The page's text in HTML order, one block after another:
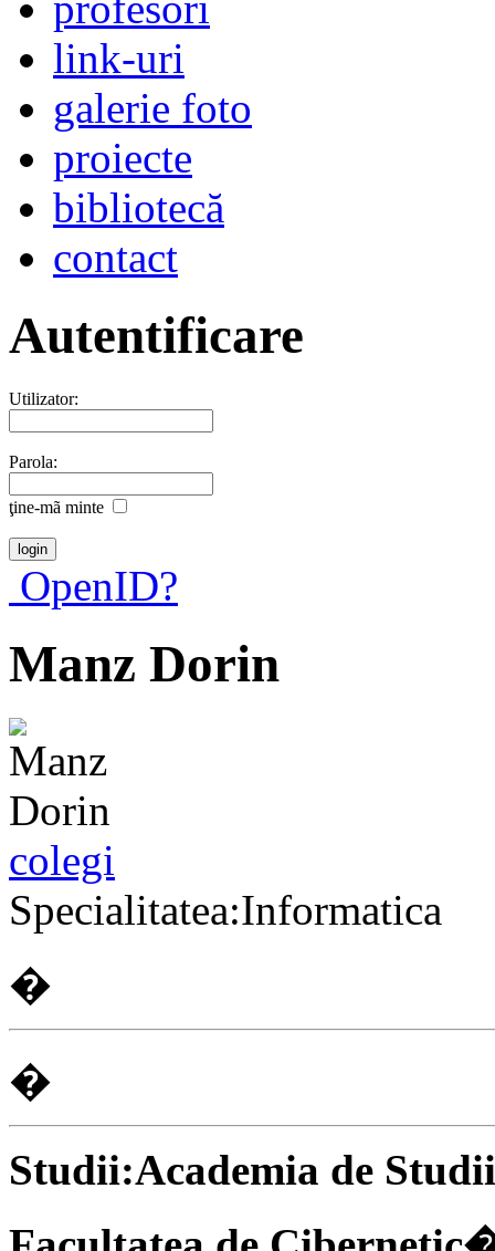
link-uri
galerie foto
proiecte
bibliotecă
contact
Autentificare
Utilizator:
Parola:
ţine-mã minte
OpenID?
Manz Dorin
colegi
Specialitatea:Informatica
�
�
Studii:Academia de